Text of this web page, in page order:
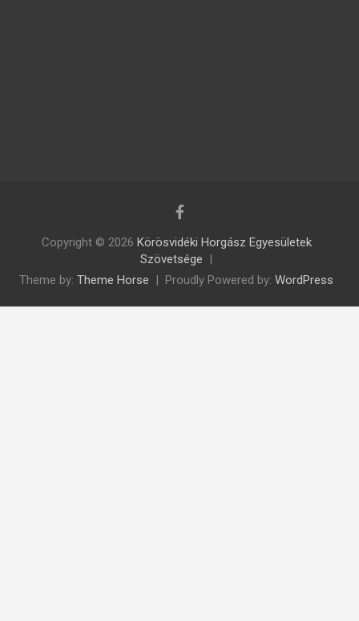
Copyright © 2026 Körösvidéki Horgász Egyesületek
Szövetsége
Theme by: Theme Horse Proudly Powered by: WordPress